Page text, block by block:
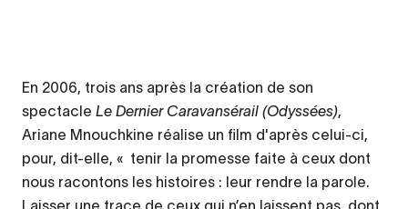
En 2006, trois ans après la création de son
spectacle Le Dernier Caravansérail (Odyssées),
Ariane Mnouchkine réalise un film d'après celui-ci,
pour, dit-elle, « tenir la promesse faite à ceux dont
nous racontons les histoires : leur rendre la parole.